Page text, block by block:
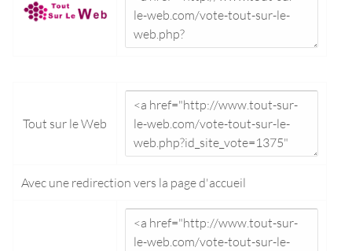
Tout sur le Web
Avec une redirection vers la page d'accueil